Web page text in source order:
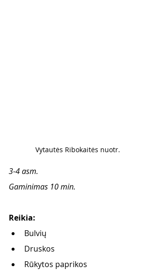
Vytautės Ribokaitės nuotr.
3-4 asm.
Gaminimas 10 min.
Reikia:
Bulvių
Druskos
Rūkytos paprikos